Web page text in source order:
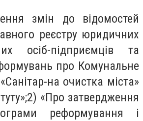
змін до відомостей
реєстру юридичних
осіб-підприємців та
про Комунальне
на очистка міста»
«Про затвердження
реформування і